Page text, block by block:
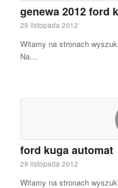
genewa 2012 ford
29 listopada 2012
Witamy na stronach
Na…
ford kuga automat
29 listopada 2012
Witamy na stronach